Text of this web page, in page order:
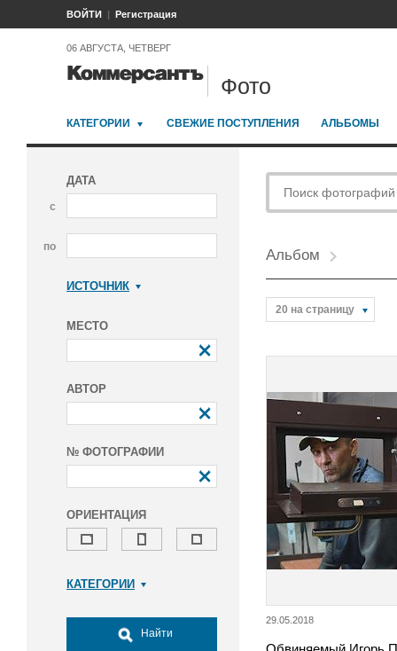
ВОЙТИ Регистрация
06 АВГУСТА, ЧЕТВЕРГ
Фото
КАТЕГОРИИ СВЕЖИЕ ПОСТУПЛЕНИЯ АЛЬБОМЫ
ДАТА
с
по
ИСТОЧНИК
МЕСТО
АВТОР
№ ФОТОГРАФИИ
ОРИЕНТАЦИЯ
КАТЕГОРИИ
Досуг, туризм и отдых
Найти
Альбом
20 на страницу
29.05.2018